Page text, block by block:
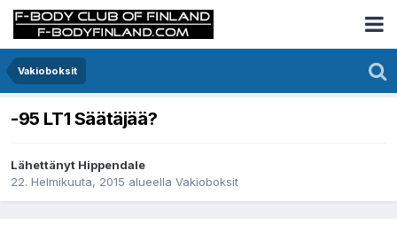
Vakioboksit
-95 LT1 Säätäjää?
Lähettänyt Hippendale
22. Helmikuuta, 2015 alueella Vakioboksit